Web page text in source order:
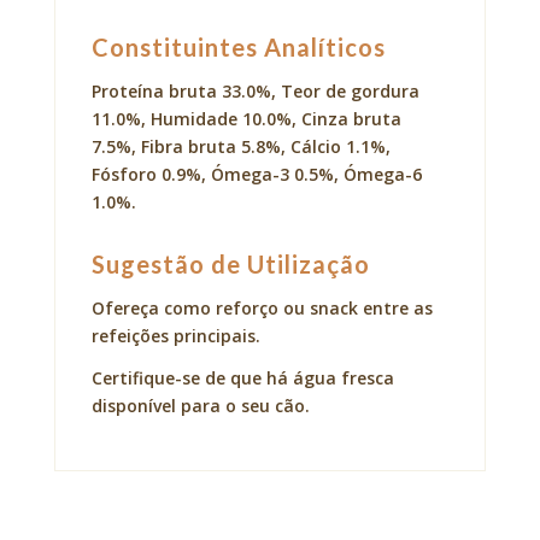
Constituintes Analíticos
Proteína bruta 33.0%, Teor de gordura
11.0%, Humidade 10.0%, Cinza bruta
7.5%, Fibra bruta 5.8%, Cálcio 1.1%,
Fósforo 0.9%, Ómega-3 0.5%, Ómega-6
1.0%.
Sugestão de Utilização
Ofereça como reforço ou snack entre as
refeições principais.
Certifique-se de que há água fresca
disponível para o seu cão.